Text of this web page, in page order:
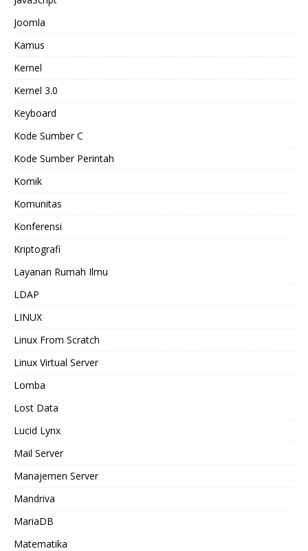
Joomla
Kamus
Kernel
Kernel 3.0
Keyboard
Kode Sumber C
Kode Sumber Perintah
Komik
Komunitas
Konferensi
Kriptografi
Layanan Rumah Ilmu
LDAP
LINUX
Linux From Scratch
Linux Virtual Server
Lomba
Lost Data
Lucid Lynx
Mail Server
Manajemen Server
Mandriva
MariaDB
Matematika